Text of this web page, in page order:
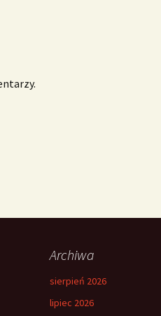
Archiwa
sierpień 2026
lipiec 2026